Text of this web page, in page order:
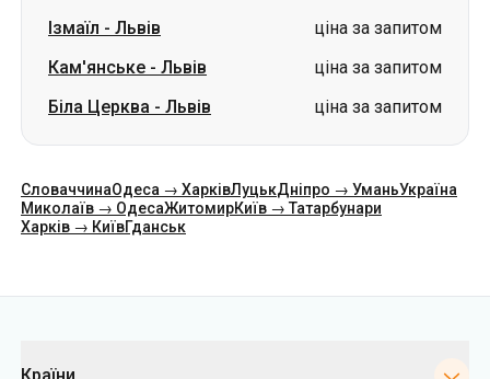
Ізмаїл - Львів
ціна за запитом
Кам'янське - Львів
ціна за запитом
Біла Церква - Львів ціна за запитом
СловаччинаОдеса → ХарківЛуцькДніпро → УманьУкраїна
Миколаїв → ОдесаЖитомирКиїв → Татарбунари
Харків → КиївГданськ